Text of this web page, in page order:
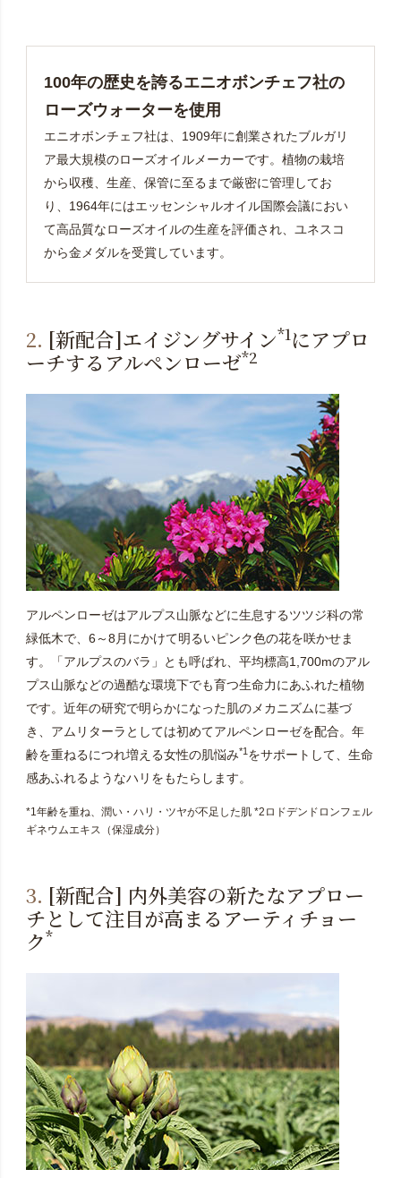
100年の歴史を誇るエニオボンチェフ社の
ローズウォーターを使用
エニオボンチェフ社は、1909年に創業されたブルガリ
ア最大規模のローズオイルメーカーです。植物の栽培
から収穫、生産、保管に至るまで厳密に管理してお
り、1964年にはエッセンシャルオイル国際会議におい
て高品質なローズオイルの生産を評価され、ユネスコ
から金メダルを受賞しています。
2. [新配合]エイジングサイン*1にアプロ
ーチするアルペンローゼ*2
アルペンローゼはアルプス山脈などに生息するツツジ科の常
緑低木で、6～8月にかけて明るいピンク色の花を咲かせま
す。「アルプスのバラ」とも呼ばれ、平均標高1,700mのアル
プス山脈などの過酷な環境下でも育つ生命力にあふれた植物
です。近年の研究で明らかになった肌のメカニズムに基づ
き、アムリターラとしては初めてアルペンローゼを配合。年
齢を重ねるにつれ増える女性の肌悩み*1をサポートして、生命
感あふれるようなハリをもたらします。
*1年齢を重ね、潤い・ハリ・ツヤが不足した肌 *2ロドデンドロンフェル
ギネウムエキス（保湿成分）
3. [新配合] 内外美容の新たなアプロー
チとして注目が高まるアーティチョー
ク*